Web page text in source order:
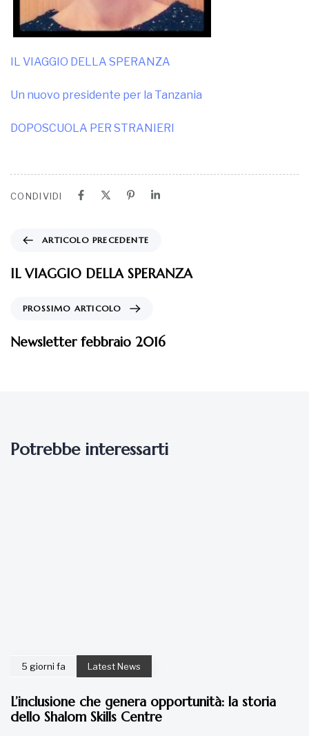
IL VIAGGIO DELLA SPERANZA
Un nuovo presidente per la Tanzania
DOPOSCUOLA PER STRANIERI
CONDIVIDI
ARTICOLO PRECEDENTE
IL VIAGGIO DELLA SPERANZA
PROSSIMO ARTICOLO
Newsletter febbraio 2016
Potrebbe interessarti
5 giorni fa Latest News
L’inclusione che genera opportunità: la storia
dello Shalom Skills Centre